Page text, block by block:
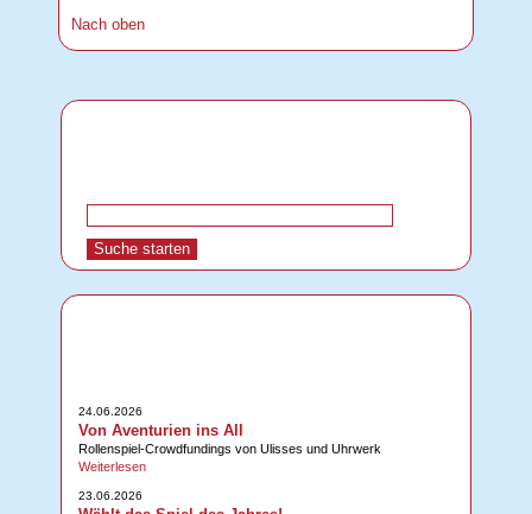
Nach oben
24.06.2026
Von Aventurien ins All
Rollenspiel-Crowdfundings von Ulisses und Uhrwerk
Weiterlesen
23.06.2026